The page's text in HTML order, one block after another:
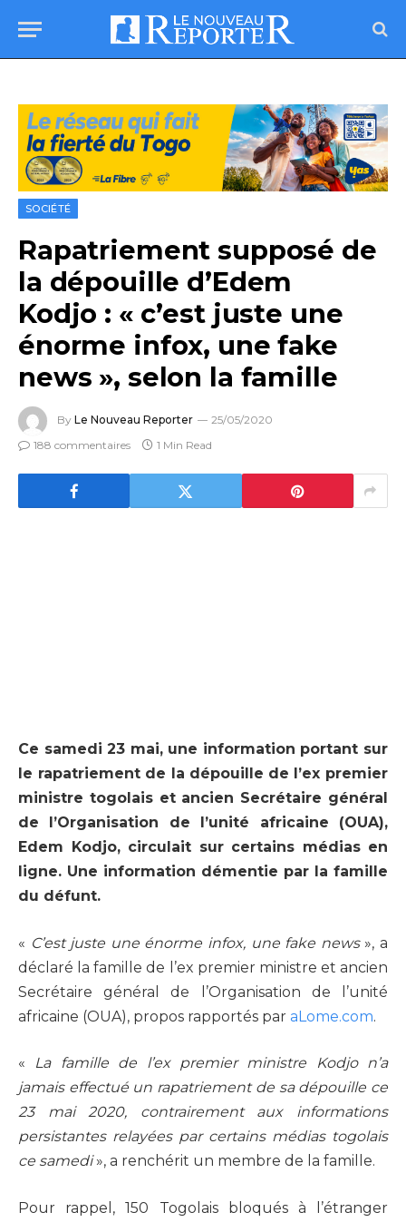
SOCIÉTÉ
Rapatriement supposé de
la dépouille d’Edem
Kodjo : « c’est juste une
énorme infox, une fake
news », selon la famille
By Le Nouveau Reporter
25/05/2020
188 commentaires
1 Min Read
Ce samedi 23 mai, une information portant sur
le rapatriement de la dépouille de l’ex premier
ministre togolais et ancien Secrétaire général
de l’Organisation de l’unité africaine (OUA),
Edem Kodjo, circulait sur certains médias en
ligne. Une information démentie par la famille
du défunt.
« C’est juste une énorme infox, une fake news», a
déclaré la famille de l’ex premier ministre et ancien
Secrétaire général de l’Organisation de l’unité
africaine (OUA), propos rapportés par aLome.com.
« La famille de l’ex premier ministre Kodjo n’a
jamais effectué un rapatriement de sa dépouille ce
23 mai 2020, contrairement aux informations
persistantes relayées par certains médias togolais
ce samedi», a renchérit un membre de la famille.
Pour rappel, 150 Togolais bloqués à l’étranger